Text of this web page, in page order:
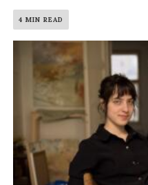
4 MIN READ